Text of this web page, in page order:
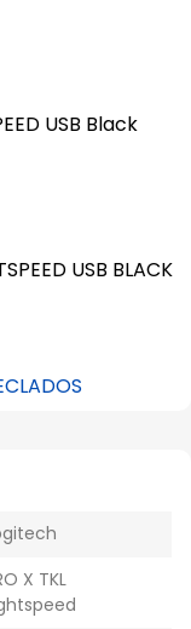
USB Black
USB BLACK
X TKL